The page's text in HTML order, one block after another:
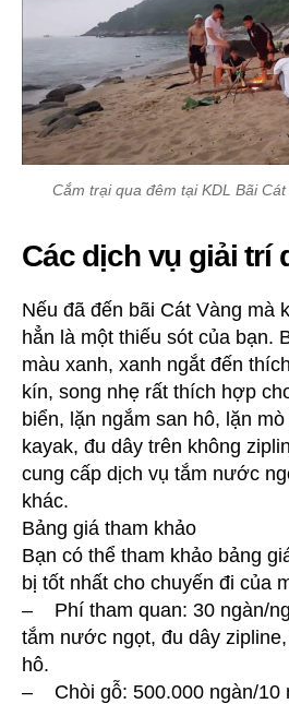
Cắm trại qua đêm tại KDL Bãi
Các dịch vụ giải
Nếu đã đến bãi Cát Vàng mà
hẳn là một thiếu sót của bạn.
màu xanh, xanh ngắt đến
kín, song nhẹ rất thích hợp
biển, lặn ngắm san hô, lặn
kayak, đu dây trên không
cung cấp dịch vụ tắm nước
khác.
Bảng giá tham khảo
Bạn có thể tham khảo bảng
bị tốt nhất cho chuyến đi của
– Phí tham quan: 30 ngàn/
tắm nước ngọt, đu dây
hô.
– Chòi gỗ: 500.000 ngàn/10